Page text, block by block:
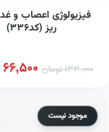
فیزیولوژی اعصاب و
ریز (کد۳۳۶)
133,000تومان 66,500
موجود نیست